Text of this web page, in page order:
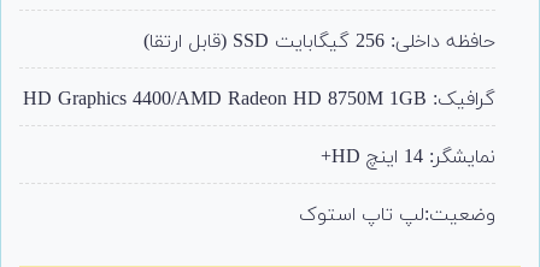
حافظه داخلی: 256 گیگابایت SSD (قابل ارتقا)
گرافیک: HD Graphics 4400/AMD Radeon HD 8750M 1GB
نمایشگر: 14 اینچ HD+
وضعیت:لپ تاپ استوک